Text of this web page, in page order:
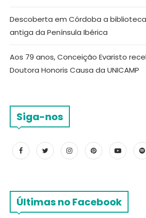
Descoberta em Córdoba a
antiga da Península Ibérica
Aos 79 anos, Conceição Evaristo
Doutora Honoris Causa da UNICAMP
Siga-nos
Últimas no Facebook